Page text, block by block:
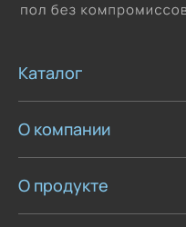
Каталог
О компании
О продукте